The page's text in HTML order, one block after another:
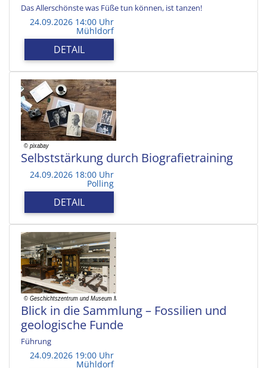
Das Allerschönste was Füße tun können, ist tanzen!
24.09.2026 14:00 Uhr
Mühldorf
DETAIL
Selbststärkung durch Biografietraining
24.09.2026 18:00 Uhr
Polling
DETAIL
Blick in die Sammlung – Fossilien und
geologische Funde
Führung
24.09.2026 19:00 Uhr
Mühldorf